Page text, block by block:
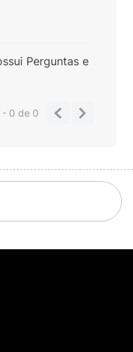
Perguntas e
- 0de 0